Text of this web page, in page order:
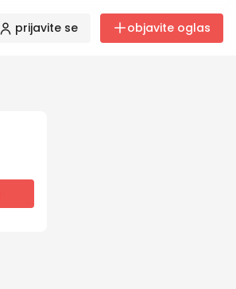
prijavite se objavite oglas